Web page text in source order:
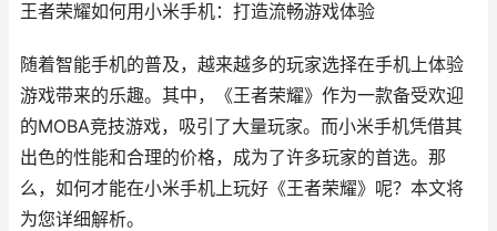
王者荣耀如何用小米手机：打造流畅游戏体验
随着智能手机的普及，越来越多的玩家选择在手机上体验
游戏带来的乐趣。其中，《王者荣耀》作为一款备受欢迎
的MOBA竞技游戏，吸引了大量玩家。而小米手机凭借其
出色的性能和合理的价格，成为了许多玩家的首选。那
么，如何才能在小米手机上玩好《王者荣耀》呢？本文将
为您详细解析。